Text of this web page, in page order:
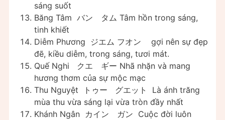
sáng suốt
Băng Tâm バン タム Tâm hồn trong sáng,
tinh khiết
Diễm Phương ジエム フオン gợi nên sự đẹp
đẽ, kiều diễm, trong sáng, tươi mát.
Quế Nghi クエ ギー Nhã nhặn và mang
hương thơm của sự mộc mạc
Thu Nguyệt トゥー グエット Là ánh trăng
mùa thu vừa sáng lại vừa tròn đầy nhất
Khánh Ngân カイン ガン Cuộc đời luôn